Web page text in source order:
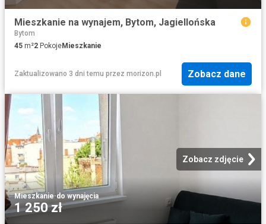
Mieszkanie na wynajem, Bytom, Jagiellońska
Bytom
45 m²2 PokojeMieszkanie
Zaktualizowano 3 dni temu przez morizon.pl Zobacz dane
Zobacz zdjęcie
Mieszkanie·do wynajęcia
1 250 zł